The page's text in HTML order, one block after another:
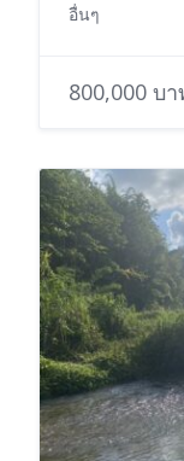
อื่นๆ
800,000 บา